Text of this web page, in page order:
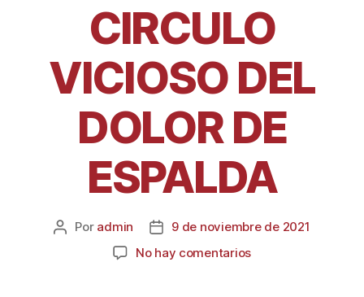
CIRCULO
VICIOSO DEL
DOLOR DE
ESPALDA
Por admin
9 de noviembre de 2021
No hay comentarios